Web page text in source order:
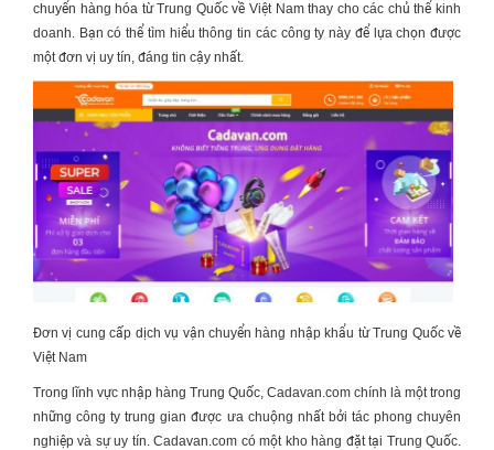
chuyển hàng hóa từ Trung Quốc về Việt Nam thay cho các chủ thể kinh
doanh. Bạn có thể tìm hiểu thông tin các công ty này để lựa chọn được
một đơn vị uy tín, đáng tin cậy nhất.
Đơn vị cung cấp dịch vụ vận chuyển hàng nhập khẩu từ Trung Quốc về
Việt Nam
Trong lĩnh vực nhập hàng Trung Quốc, Cadavan.com chính là một trong
những công ty trung gian được ưa chuộng nhất bởi tác phong chuyên
nghiệp và sự uy tín. Cadavan.com có một kho hàng đặt tại Trung Quốc.